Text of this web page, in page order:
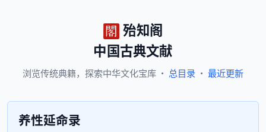
殆知阁
中国古典文献
浏览传统典籍， 探索中华文化宝库 · 总目录 · 最近更新
养性延命录